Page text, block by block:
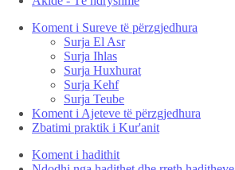
Koment i Sureve të përzgjedhura
Surja El Asr
Surja Ihlas
Surja Huxhurat
Surja Kehf
Surja Teube
Koment i Ajeteve të përzgjedhura
Zbatimi praktik i Kur'anit
Koment i hadithit